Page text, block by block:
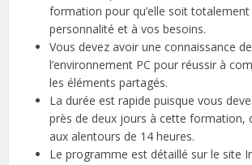
formation pour qu’elle soit
personnalité et à vos besoins.
Vous devez avoir une connaissance de
l’environnement PC pour réussir à
les éléments partagés.
La durée est rapide puisque vous
près de deux jours à cette formation,
aux alentours de 14 heures.
Le programme est détaillé sur le site